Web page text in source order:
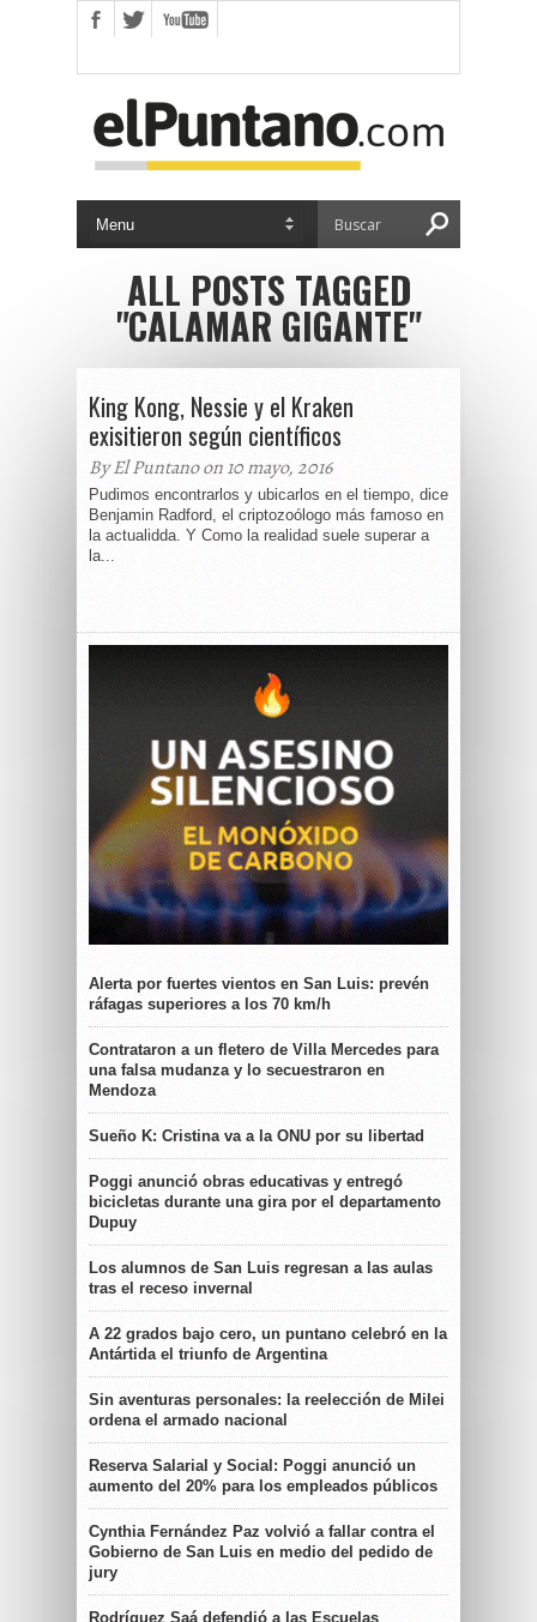
ALL POSTS TAGGED
"CALAMAR GIGANTE"
King Kong, Nessie y el Kraken
exisitieron según científicos
By El Puntano on 10 mayo, 2016
Pudimos encontrarlos y ubicarlos en el tiempo, dice
Benjamin Radford, el criptozoólogo más famoso en
la actualidda. Y Como la realidad suele superar a
la...
Alerta por fuertes vientos en San Luis: prevén
ráfagas superiores a los 70 km/h
Contrataron a un fletero de Villa Mercedes para
una falsa mudanza y lo secuestraron en
Mendoza
Sueño K: Cristina va a la ONU por su libertad
Poggi anunció obras educativas y entregó
bicicletas durante una gira por el departamento
Dupuy
Los alumnos de San Luis regresan a las aulas
tras el receso invernal
A 22 grados bajo cero, un puntano celebró en la
Antártida el triunfo de Argentina
Sin aventuras personales: la reelección de Milei
ordena el armado nacional
Reserva Salarial y Social: Poggi anunció un
aumento del 20% para los empleados públicos
Cynthia Fernández Paz volvió a fallar contra el
Gobierno de San Luis en medio del pedido de
jury
Rodríguez Saá defendió a las Escuelas